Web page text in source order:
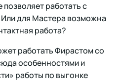
работать с
для Мастера возможна
работа?
работать Фирастом со
особенностями и
работы по выгонке